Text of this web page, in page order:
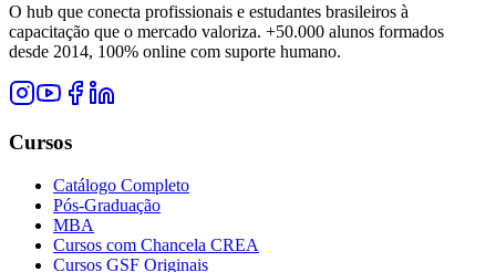
O hub que conecta profissionais e estudantes brasileiros à
capacitação que o mercado valoriza. +50.000 alunos formados
desde 2014, 100% online com suporte humano.
Cursos
Catálogo Completo
Pós-Graduação
MBA
Cursos com Chancela CREA
Cursos GSF Originais